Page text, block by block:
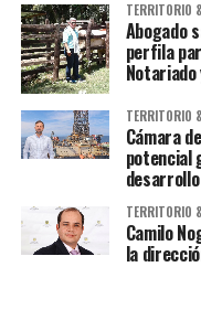
TERRITORIO
Abogado
perfila
TERRITORIO
Cámara
potencial
TERRITORIO
Camilo
la